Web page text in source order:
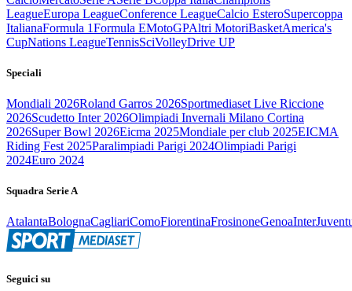
LeagueEuropa LeagueConference LeagueCalcio EsteroSupercoppa
ItalianaFormula 1Formula EMotoGPAltri MotoriBasketAmerica's
CupNations LeagueTennisSciVolleyDrive UP
Speciali
Mondiali 2026Roland Garros 2026Sportmediaset Live Riccione
2026Scudetto Inter 2026Olimpiadi Invernali Milano Cortina
2026Super Bowl 2026Eicma 2025Mondiale per club 2025EICMA
Riding Fest 2025Paralimpiadi Parigi 2024Olimpiadi Parigi
2024Euro 2024
Squadra Serie A
AtalantaBolognaCagliariComoFiorentinaFrosinoneGenoaInter
Seguici su